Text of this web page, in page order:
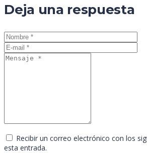
Deja una respuesta
Recibir un correo electrónico con los
esta entrada.